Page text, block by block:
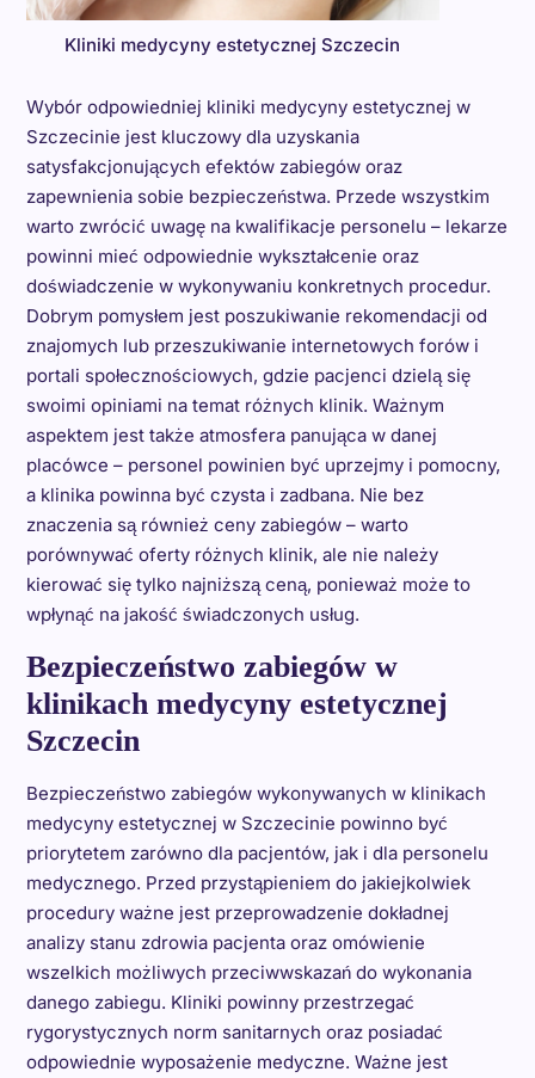
Kliniki medycyny estetycznej Szczecin
Wybór odpowiedniej kliniki medycyny estetycznej w
Szczecinie jest kluczowy dla uzyskania
satysfakcjonujących efektów zabiegów oraz
zapewnienia sobie bezpieczeństwa. Przede wszystkim
warto zwrócić uwagę na kwalifikacje personelu – lekarze
powinni mieć odpowiednie wykształcenie oraz
doświadczenie w wykonywaniu konkretnych procedur.
Dobrym pomysłem jest poszukiwanie rekomendacji od
znajomych lub przeszukiwanie internetowych forów i
portali społecznościowych, gdzie pacjenci dzielą się
swoimi opiniami na temat różnych klinik. Ważnym
aspektem jest także atmosfera panująca w danej
placówce – personel powinien być uprzejmy i pomocny,
a klinika powinna być czysta i zadbana. Nie bez
znaczenia są również ceny zabiegów – warto
porównywać oferty różnych klinik, ale nie należy
kierować się tylko najniższą ceną, ponieważ może to
wpłynąć na jakość świadczonych usług.
Bezpieczeństwo zabiegów w
klinikach medycyny estetycznej
Szczecin
Bezpieczeństwo zabiegów wykonywanych w klinikach
medycyny estetycznej w Szczecinie powinno być
priorytetem zarówno dla pacjentów, jak i dla personelu
medycznego. Przed przystąpieniem do jakiejkolwiek
procedury ważne jest przeprowadzenie dokładnej
analizy stanu zdrowia pacjenta oraz omówienie
wszelkich możliwych przeciwwskazań do wykonania
danego zabiegu. Kliniki powinny przestrzegać
rygorystycznych norm sanitarnych oraz posiadać
odpowiednie wyposażenie medyczne. Ważne jest